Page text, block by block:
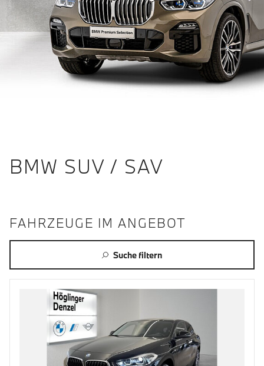
BMW SUV / SAV
FAHRZEUGE IM ANGEBOT
Suche filtern